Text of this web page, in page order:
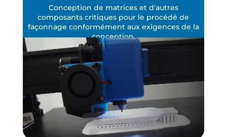
Conception de matrices et d'autres
composants critiques pour le procédé de
façonnage conformément aux exigences de la
conception.